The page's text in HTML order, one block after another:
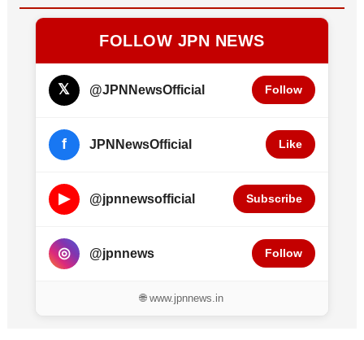
FOLLOW JPN NEWS
𝕏 @JPNNewsOfficial Follow
f JPNNewsOfficial Like
▶ @jpnnewsofficial Subscribe
◎ @jpnnews Follow
🌐 www.jpnnews.in